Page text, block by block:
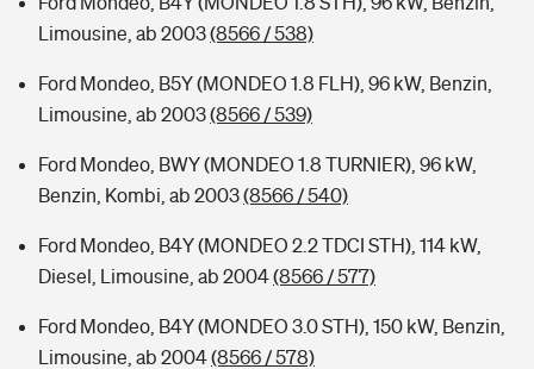
Limousine, ab 2003(8566 / 538)
Ford Mondeo, B5Y (MONDEO 1.8 FLH), 96 kW, Benzin,
Limousine, ab 2003(8566 / 539)
Ford Mondeo, BWY (MONDEO 1.8 TURNIER), 96 kW,
Benzin, Kombi, ab 2003(8566 / 540)
Ford Mondeo, B4Y (MONDEO 2.2 TDCI STH), 114 kW,
Diesel, Limousine, ab 2004(8566 / 577)
Ford Mondeo, B4Y (MONDEO 3.0 STH), 150 kW, Benzin,
Limousine, ab 2004(8566 / 578)